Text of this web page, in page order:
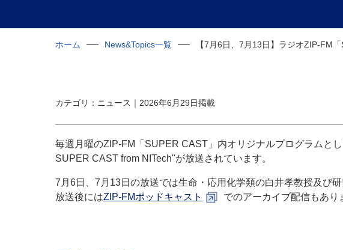
ホーム News&Topics一覧 【7月6日、7月13日】ラジオZIP-FM
カテゴリ：ニュース｜2026年6月29日掲載
毎週月曜のZIP-FM「SUPER CAST」内オリジナルプログラムと
SUPER CAST from NITech"が放送されています。
7月6日、7月13日の放送では生命・応用化学類の白井孝教授及び
放送後にはZIP-FMポッドキャスト でのアーカイブ配信もあり